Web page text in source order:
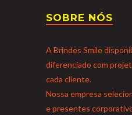
SOBRE NÓS
A Brindes Smile
diferenciado com
cada cliente.
Nossa empresa
e presentes